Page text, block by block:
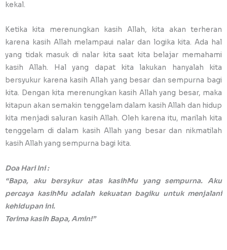
kekal.
Ketika kita merenungkan kasih Allah, kita akan terheran
karena kasih Allah melampaui nalar dan logika kita. Ada hal
yang tidak masuk di nalar kita saat kita belajar memahami
kasih Allah. Hal yang dapat kita lakukan hanyalah kita
bersyukur karena kasih Allah yang besar dan sempurna bagi
kita. Dengan kita merenungkan kasih Allah yang besar, maka
kitapun akan semakin tenggelam dalam kasih Allah dan hidup
kita menjadi saluran kasih Allah. Oleh karena itu, marilah kita
tenggelam di dalam kasih Allah yang besar dan nikmatilah
kasih Allah yang sempurna bagi kita.
Doa Hari Ini :
“Bapa, aku bersykur atas kasihMu yang sempurna. Aku
percaya kasihMu adalah kekuatan bagiku untuk menjalani
kehidupan ini.
Terima kasih Bapa, Amin!”